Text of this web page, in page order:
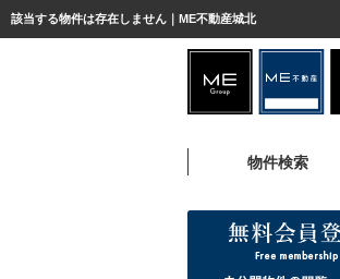
該当する物件は存在しません｜ME不動産城北
物件検索